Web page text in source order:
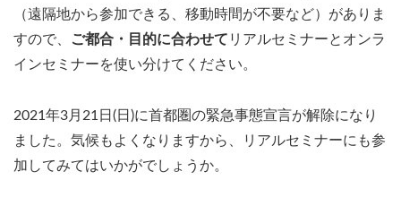
（遠隔地から参加できる、移動時間が不要など）がありま
すので、
ご都合・目的に合わせて リアルセミナーとオンラ
インセミナーを使い分けてください。
2021年3月21日(日)に首都圏の緊急事態宣言が解除になり
ました。気候もよくなりますから、リアルセミナーにも参
加してみてはいかがでしょうか。